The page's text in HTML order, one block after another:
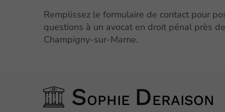
Remplissez le formulaire de contact pour
questions à un avocat en droit pénal près de
Champigny-sur-Marne.
SOPHIE DERAISON